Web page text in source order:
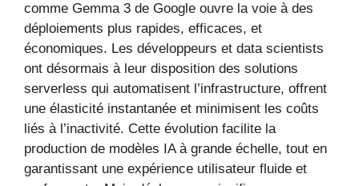
comme Gemma 3 de Google ouvre la voie à des
déploiements plus rapides, efficaces, et
économiques. Les développeurs et data scientists
ont désormais à leur disposition des solutions
serverless qui automatisent l’infrastructure, offrent
une élasticité instantanée et minimisent les coûts
liés à l’inactivité. Cette évolution facilite la
production de modèles IA à grande échelle, tout en
garantissant une expérience utilisateur fluide et